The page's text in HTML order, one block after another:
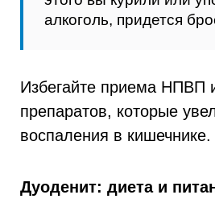
алкоголь, придется
Избегайте приема НПВП
препаратов, которые
воспаления в кишечнике.
Дуоденит: диета и